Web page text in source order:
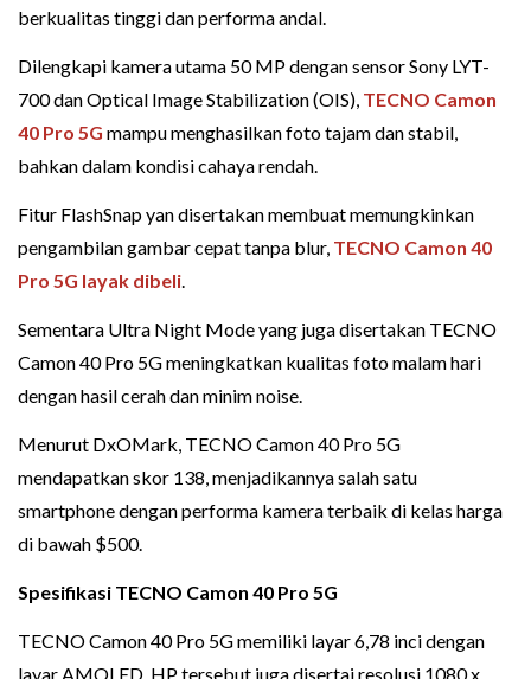
berkualitas tinggi dan performa andal.
Dilengkapi kamera utama 50 MP dengan sensor Sony LYT-
700 dan Optical Image Stabilization (OIS), TECNO Camon
40 Pro 5G mampu menghasilkan foto tajam dan stabil,
bahkan dalam kondisi cahaya rendah.
Fitur FlashSnap yan disertakan membuat memungkinkan
pengambilan gambar cepat tanpa blur, TECNO Camon 40
Pro 5G layak dibeli.
Sementara Ultra Night Mode yang juga disertakan TECNO
Camon 40 Pro 5G meningkatkan kualitas foto malam hari
dengan hasil cerah dan minim noise.
Menurut DxOMark, TECNO Camon 40 Pro 5G
mendapatkan skor 138, menjadikannya salah satu
smartphone dengan performa kamera terbaik di kelas harga
di bawah $500.
Spesifikasi TECNO Camon 40 Pro 5G
TECNO Camon 40 Pro 5G memiliki layar 6,78 inci dengan
layar AMOLED. HP tersebut juga disertai resolusi 1080 x